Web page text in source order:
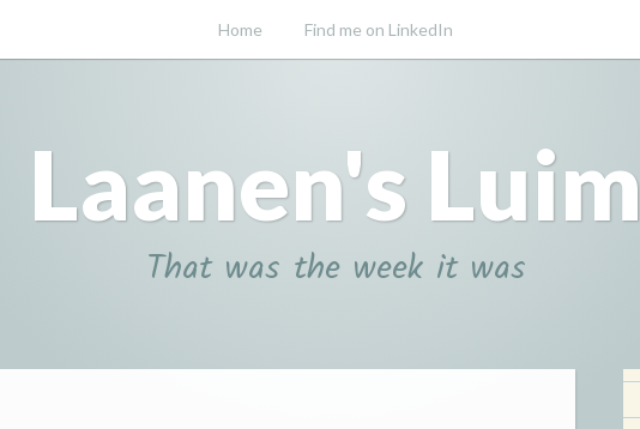
Home Find me on LinkedIn
Laanen's Luim
That was the week it was